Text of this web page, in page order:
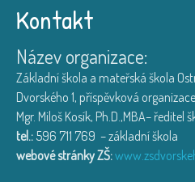
Kontakt
Název organizace:
Základní škola a mateřská škola
Dvorského 1, příspěvková organizace
Mgr. Miloš Kosík, Ph.D.,MBA– ředitel
tel.: 596 711 769 – základní škola
webové stránky ZŠ: